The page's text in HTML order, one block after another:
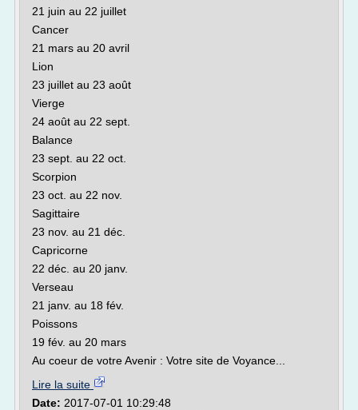
21 juin au 22 juillet
Cancer
21 mars au 20 avril
Lion
23 juillet au 23 août
Vierge
24 août au 22 sept.
Balance
23 sept. au 22 oct.
Scorpion
23 oct. au 22 nov.
Sagittaire
23 nov. au 21 déc.
Capricorne
22 déc. au 20 janv.
Verseau
21 janv. au 18 fév.
Poissons
19 fév. au 20 mars
Au coeur de votre Avenir : Votre site de Voyance...
Lire la suite
Date: 2017-07-01 10:29:48